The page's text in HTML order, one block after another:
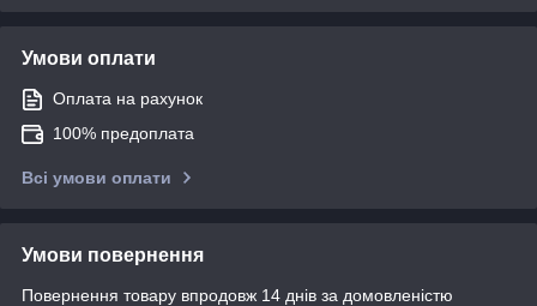
Умови оплати
Оплата на рахунок
100% предоплата
Всі умови оплати
Умови повернення
Повернення товару впродовж 14 днів за домовленістю